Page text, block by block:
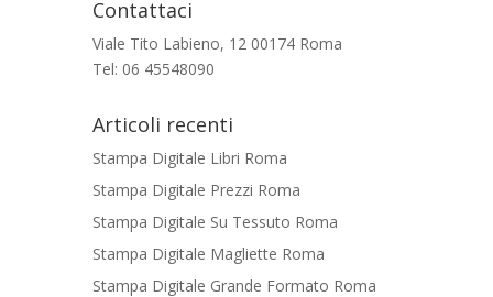
Contattaci
Viale Tito Labieno, 12 00174 Roma
Tel: 06 45548090
Articoli recenti
Stampa Digitale Libri Roma
Stampa Digitale Prezzi Roma
Stampa Digitale Su Tessuto Roma
Stampa Digitale Magliette Roma
Stampa Digitale Grande Formato Roma